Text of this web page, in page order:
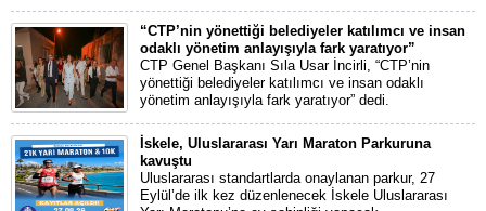
“CTP’nin yönettiği belediyeler katılımcı ve insan
odaklı yönetim anlayışıyla fark yaratıyor”
CTP Genel Başkanı Sıla Usar İncirli, “CTP’nin
yönettiği belediyeler katılımcı ve insan odaklı
yönetim anlayışıyla fark yaratıyor” dedi.
İskele, Uluslararası Yarı Maraton Parkuruna
kavuştu
Uluslararası standartlarda onaylanan parkur, 27
Eylül’de ilk kez düzenlenecek İskele Uluslararası